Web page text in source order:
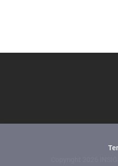
e